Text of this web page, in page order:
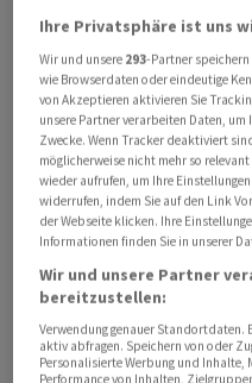
Das Abkommen
für den Fall, dass eines
wird. Es sei zugleich Teil
militärisch und
Europäische Union: «Wir
inspirieren und den
stärken», sagte Macron.
Beide Politiker werteten,
Beistandsklausel der EU
sei als der
Während die EU-
zur Hilfe verpflichtet,
Ihre Privatsphäre ist uns
Wir und unsere 293-Partner speichern
wie Browserdaten oder eindeutige
von Akzeptieren aktivieren Sie
unsere Partner verarbeiten Daten,
Zwecke. Wenn Tracker deaktiviert
möglicherweise nicht mehr so
wieder aufrufen, um Ihre
widerrufen, indem Sie auf den Link
der Webseite klicken. Ihre
Informationen finden Sie in unserer
Wir und unsere Partner
bereitzustellen:
Verwendung genauer
aktiv abfragen. Speichern von oder
Personalisierte Werbung und Inhalte,
Performance von Inhalten,